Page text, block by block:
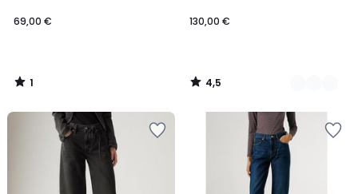
69,00 €
1
/
130,00 €
4,5
/